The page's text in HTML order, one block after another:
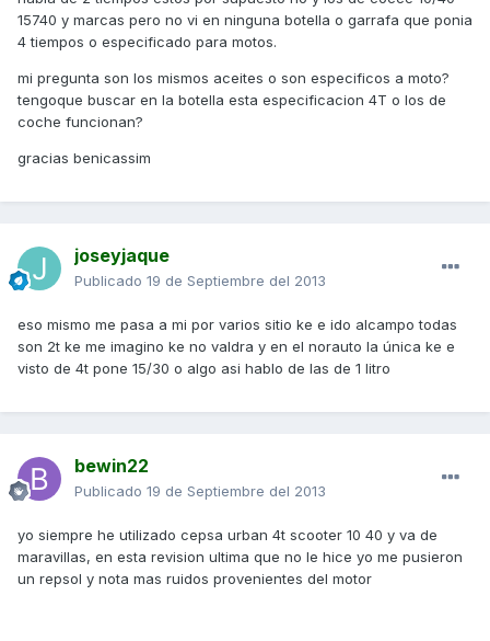
15740 y marcas pero no vi en ninguna botella o garrafa que ponia
4 tiempos o especificado para motos.
mi pregunta son los mismos aceites o son especificos a moto?
tengoque buscar en la botella esta especificacion 4T o los de
coche funcionan?
gracias benicassim
joseyjaque
Publicado 19 de Septiembre del 2013
eso mismo me pasa a mi por varios sitio ke e ido alcampo todas
son 2t ke me imagino ke no valdra y en el norauto la única ke e
visto de 4t pone 15/30 o algo asi hablo de las de 1 litro
bewin22
Publicado 19 de Septiembre del 2013
yo siempre he utilizado cepsa urban 4t scooter 10 40 y va de
maravillas, en esta revision ultima que no le hice yo me pusieron
un repsol y nota mas ruidos provenientes del motor